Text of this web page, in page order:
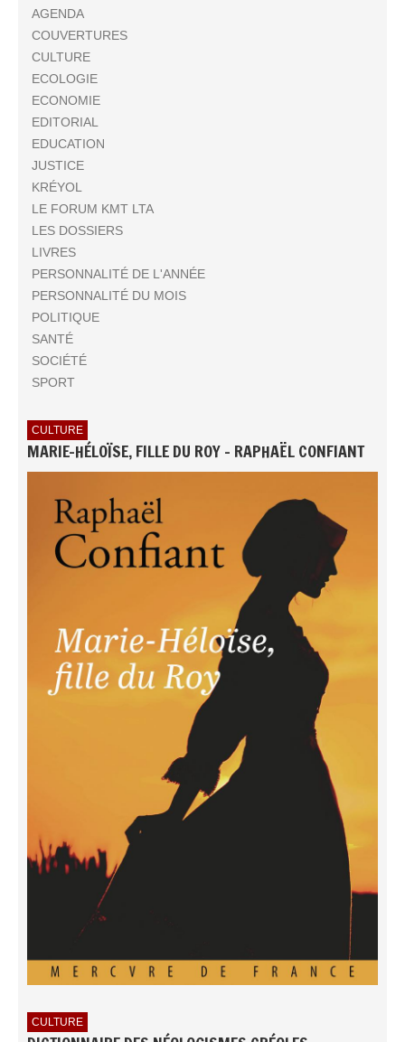
AGENDA
COUVERTURES
CULTURE
ECOLOGIE
ECONOMIE
EDITORIAL
EDUCATION
JUSTICE
KRÉYOL
LE FORUM KMT LTA
LES DOSSIERS
LIVRES
PERSONNALITÉ DE L'ANNÉE
PERSONNALITÉ DU MOIS
POLITIQUE
SANTÉ
SOCIÉTÉ
SPORT
CULTURE
MARIE-HÉLOÏSE, FILLE DU ROY - RAPHAËL CONFIANT
CULTURE